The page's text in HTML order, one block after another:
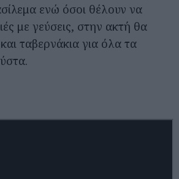
ενώ όσοι θέλουν να
με γεύσεις, στην ακτή θα
ταβερνάκια για όλα τα